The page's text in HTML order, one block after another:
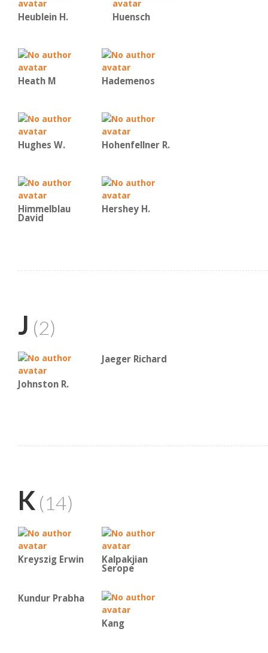
Heublein H. Huensch
Heath M Hademenos
Hughes W. Hohenfellner R.
Himmelblau
David
Hershey H.
J (2)
Johnston R.
Jaeger Richard
K (14)
Kreyszig Erwin Kalpakjian
Serope
Kundur Prabha
Kang